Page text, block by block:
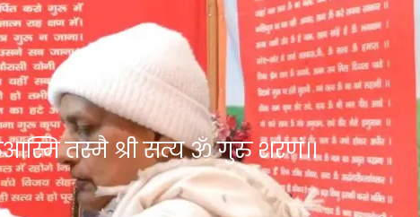
तस्मै श्री सत्य ॐ गुरु शरणं।।